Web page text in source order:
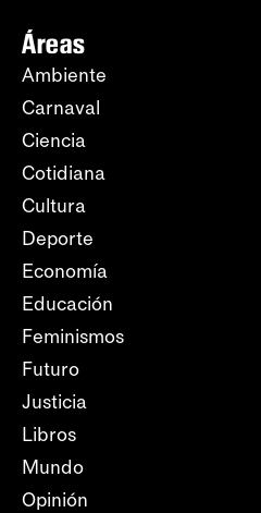
Áreas
Ambiente
Carnaval
Ciencia
Cotidiana
Cultura
Deporte
Economía
Educación
Feminismos
Futuro
Justicia
Libros
Mundo
Opinión